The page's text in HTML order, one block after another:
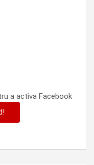
a activa Facebook